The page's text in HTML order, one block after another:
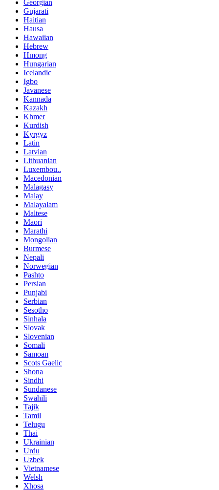
Georgian
Gujarati
Haitian
Hausa
Hawaiian
Hebrew
Hmong
Hungarian
Icelandic
Igbo
Javanese
Kannada
Kazakh
Khmer
Kurdish
Kyrgyz
Latin
Latvian
Lithuanian
Luxembou..
Macedonian
Malagasy
Malay
Malayalam
Maltese
Maori
Marathi
Mongolian
Burmese
Nepali
Norwegian
Pashto
Persian
Punjabi
Serbian
Sesotho
Sinhala
Slovak
Slovenian
Somali
Samoan
Scots Gaelic
Shona
Sindhi
Sundanese
Swahili
Tajik
Tamil
Telugu
Thai
Ukrainian
Urdu
Uzbek
Vietnamese
Welsh
Xhosa